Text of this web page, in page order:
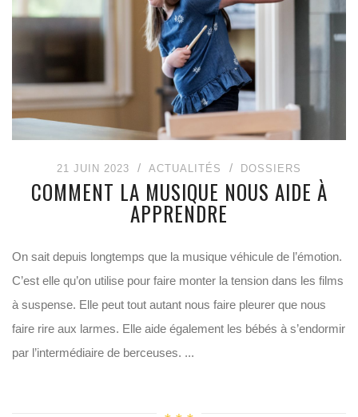
21 JUIN 2023 ACTUALITÉS DOSSIERS
COMMENT LA MUSIQUE NOUS AIDE À
APPRENDRE
On sait depuis longtemps que la musique véhicule de l’émotion.
C’est elle qu’on utilise pour faire monter la tension dans les films
à suspense. Elle peut tout autant nous faire pleurer que nous
faire rire aux larmes. Elle aide également les bébés à s’endormir
par l’intermédiaire de berceuses. ...